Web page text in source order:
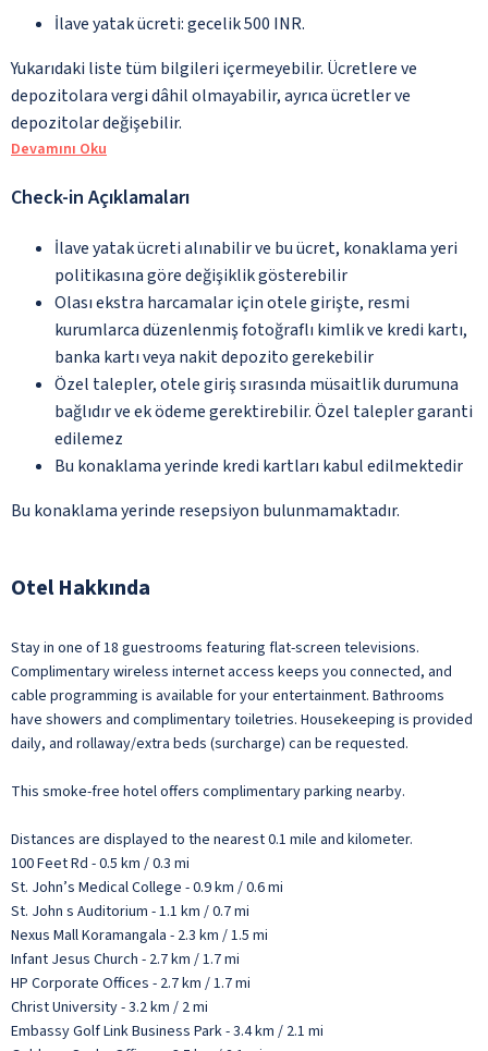
İlave yatak ücreti: gecelik 500 INR.
Yukarıdaki liste tüm bilgileri içermeyebilir. Ücretlere ve
depozitolara vergi dâhil olmayabilir, ayrıca ücretler ve
depozitolar değişebilir.
Devamını Oku
Check-in Açıklamaları
İlave yatak ücreti alınabilir ve bu ücret, konaklama yeri
politikasına göre değişiklik gösterebilir
Olası ekstra harcamalar için otele girişte, resmi
kurumlarca düzenlenmiş fotoğraflı kimlik ve kredi kartı,
banka kartı veya nakit depozito gerekebilir
Özel talepler, otele giriş sırasında müsaitlik durumuna
bağlıdır ve ek ödeme gerektirebilir. Özel talepler garanti
edilemez
Bu konaklama yerinde kredi kartları kabul edilmektedir
Bu konaklama yerinde resepsiyon bulunmamaktadır.
Otel Hakkında
Stay in one of 18 guestrooms featuring flat-screen televisions.
Complimentary wireless internet access keeps you connected, and
cable programming is available for your entertainment. Bathrooms
have showers and complimentary toiletries. Housekeeping is provided
daily, and rollaway/extra beds (surcharge) can be requested.
This smoke-free hotel offers complimentary parking nearby.
Distances are displayed to the nearest 0.1 mile and kilometer.
100 Feet Rd - 0.5 km / 0.3 mi
St. John’s Medical College - 0.9 km / 0.6 mi
St. John s Auditorium - 1.1 km / 0.7 mi
Nexus Mall Koramangala - 2.3 km / 1.5 mi
Infant Jesus Church - 2.7 km / 1.7 mi
HP Corporate Offices - 2.7 km / 1.7 mi
Christ University - 3.2 km / 2 mi
Embassy Golf Link Business Park - 3.4 km / 2.1 mi